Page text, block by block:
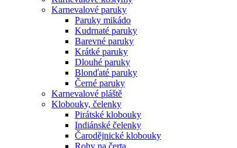
Karnevalové paruky
Paruky mikádo
Kudrnaté paruky
Barevné paruky
Krátké paruky
Dlouhé paruky
Blonďaté paruky
Černé paruky
Karnevalové pláště
Klobouky, čelenky
Pirátské klobouky
Indiánské čelenky
Čarodějnické klobouky
Rohy na čerta